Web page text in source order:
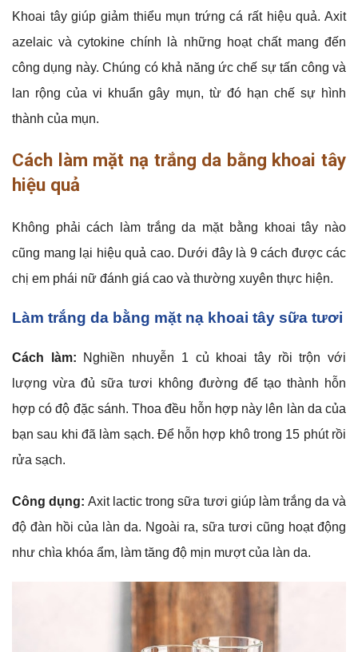
Khoai tây giúp giảm thiểu mụn trứng cá rất hiệu quả. Axit
azelaic và cytokine chính là những hoạt chất mang đến
công dụng này. Chúng có khả năng ức chế sự tấn công và
lan rộng của vi khuẩn gây mụn, từ đó hạn chế sự hình
thành của mụn.
Cách làm mặt nạ trắng da bằng khoai tây
hiệu quả
Không phải cách làm trắng da mặt bằng khoai tây nào
cũng mang lại hiệu quả cao. Dưới đây là 9 cách được các
chị em phái nữ đánh giá cao và thường xuyên thực hiện.
Làm trắng da bằng mặt nạ khoai tây sữa tươi
Cách làm: Nghiền nhuyễn 1 củ khoai tây rồi trộn với
lượng vừa đủ sữa tươi không đường để tạo thành hỗn
hợp có độ đặc sánh. Thoa đều hỗn hợp này lên làn da của
bạn sau khi đã làm sạch. Để hỗn hợp khô trong 15 phút rồi
rửa sạch.
Công dụng:Axit lactic trong sữa tươi giúp làm trắng da và
độ đàn hồi của làn da. Ngoài ra, sữa tươi cũng hoạt động
như chìa khóa ẩm, làm tăng độ mịn mượt của làn da.